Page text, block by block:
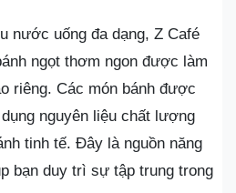
nước uống đa dạng, Z Café
ngọt thơm ngon được làm
riêng. Các món bánh được
nguyên liệu chất lượng
tinh tế. Đây là nguồn năng
bạn duy trì sự tập trung trong